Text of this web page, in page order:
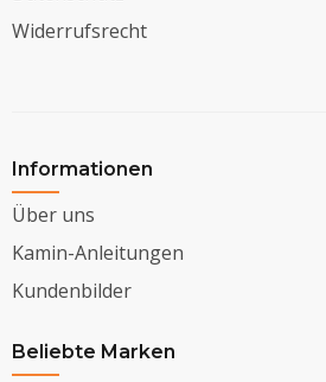
Widerrufsrecht
Informationen
Über uns
Kamin-Anleitungen
Kundenbilder
Beliebte Marken